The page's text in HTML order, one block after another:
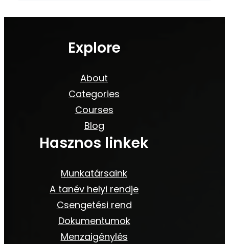
Explore
About
Categories
Courses
Blog
Hasznos linkek
Munkatársaink
A tanév helyi rendje
Csengetési rend
Dokumentumok
Menzaigénylés